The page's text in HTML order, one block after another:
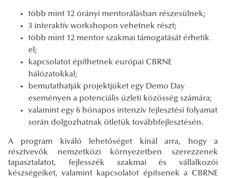
több mint 12 órányi mentorálásban részesülnek;
3 interaktív workshopon vehetnek részt;
több mint 12 mentor szakmai támogatását érhetik
el;
kapcsolatot építhetnek európai CBRNE
hálózatokkal;
bemutathatják projektjüket egy Demo Day
eseményen a potenciális üzleti közösség számára;
valamint egy 6 hónapos intenzív fejlesztési folyamat
során dolgozhatnak ötletük továbbfejlesztésén.
A program kiváló lehetőséget kínál arra, hogy a
résztvevők nemzetközi környezetben szerezzenek
tapasztalatot, fejlesszék szakmai és vállalkozói
készségeiket, valamint kapcsolatot építsenek a CBRNE